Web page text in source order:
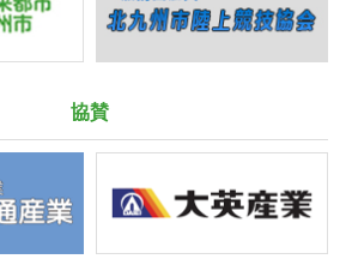
協賛